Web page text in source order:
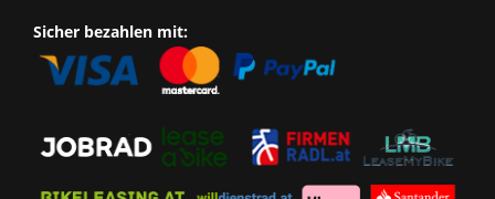
Sicher bezahlen mit: